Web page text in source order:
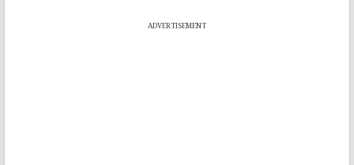
ADVERTISEMENT